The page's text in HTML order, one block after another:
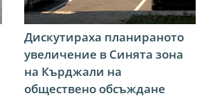
Дискутираха планираното
увеличение в Синята зона
на Кърджали на
обществено обсъждане